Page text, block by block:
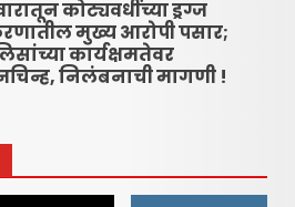
कोट्यवधींच्या ड्रग्ज
मुख्य आरोपी पसार;
कार्यक्षमतेवर
निलंबनाची मागणी !